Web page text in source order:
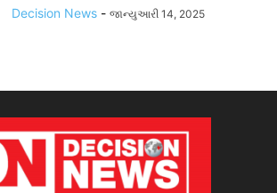
Decision News - જાન્યુઆરી 14, 2025